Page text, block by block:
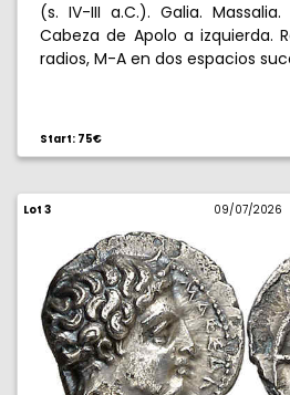
(s. IV-III a.C.). Galia.
Cabeza de Apolo a izquierda.
radios, M-A en dos espacios
Start: 75€
Lot 3 09/07/2026